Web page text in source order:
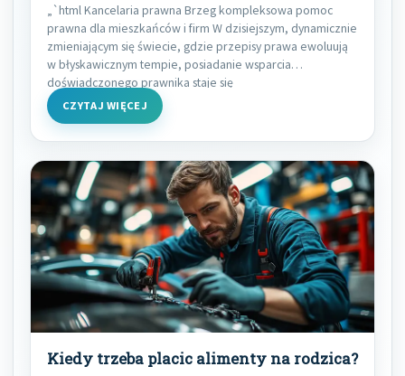
„`html Kancelaria prawna Brzeg kompleksowa pomoc
prawna dla mieszkańców i firm W dzisiejszym, dynamicznie
zmieniającym się świecie, gdzie przepisy prawa ewoluują
w błyskawicznym tempie, posiadanie wsparcia
doświadczonego prawnika staje się
CZYTAJ WIĘCEJ
Kiedy trzeba placic alimenty na rodzica?